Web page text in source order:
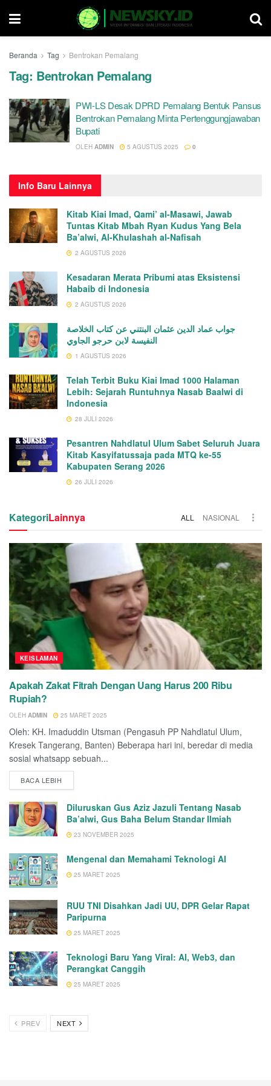
Beranda Tag Bentrokan Pemalang
Tag: Bentrokan Pemalang
PWI-LS Desak DPRD Pemalang Bentuk Pansus
Bentrokan Pemalang Minta Pertenggungjawaban
Bupati
OLEH ADMIN 5 AGUSTUS 2025 0
Info Baru Lainnya
Kitab Kiai Imad, Qami’ al-Masawi, Jawab
Tuntas Kitab Mbah Ryan Kudus Yang Bela
Ba’alwi, Al-Khulashah al-Nafisah
2 AGUSTUS 2026
Kesadaran Merata Pribumi atas Eksistensi
Habaib di Indonesia
2 AGUSTUS 2026
جواب عماد الدين عثمان البنتني عن كتاب الخلاصة
النفيسة لابن حرجو الجاوي
1 AGUSTUS 2026
Telah Terbit Buku Kiai Imad 1000 Halaman
Lebih: Sejarah Runtuhnya Nasab Baalwi di
Indonesia
28 JULI 2026
Pesantren Nahdlatul Ulum Sabet Seluruh Juara
Kitab Kasyifatussaja pada MTQ ke-55
Kabupaten Serang 2026
26 JULI 2026
KategoriLainnya ALL NASIONAL
KEISLAMAN
Apakah Zakat Fitrah Dengan Uang Harus 200 Ribu
Rupiah?
OLEH ADMIN 25 MARET 2025
Oleh: KH. Imaduddin Utsman (Pengasuh PP Nahdlatul Ulum,
Kresek Tangerang, Banten) Beberapa hari ini, beredar di media
sosial whatsapp sebuah...
BACA LEBIH
Diluruskan Gus Aziz Jazuli Tentang Nasab
Ba’alwi, Gus Baha Belum Standar Ilmiah
23 NOVEMBER 2025
Mengenal dan Memahami Teknologi AI
25 MARET 2025
RUU TNI Disahkan Jadi UU, DPR Gelar Rapat
Paripurna
25 MARET 2025
Teknologi Baru Yang Viral: AI, Web3, dan
Perangkat Canggih
25 MARET 2025
PREV NEXT